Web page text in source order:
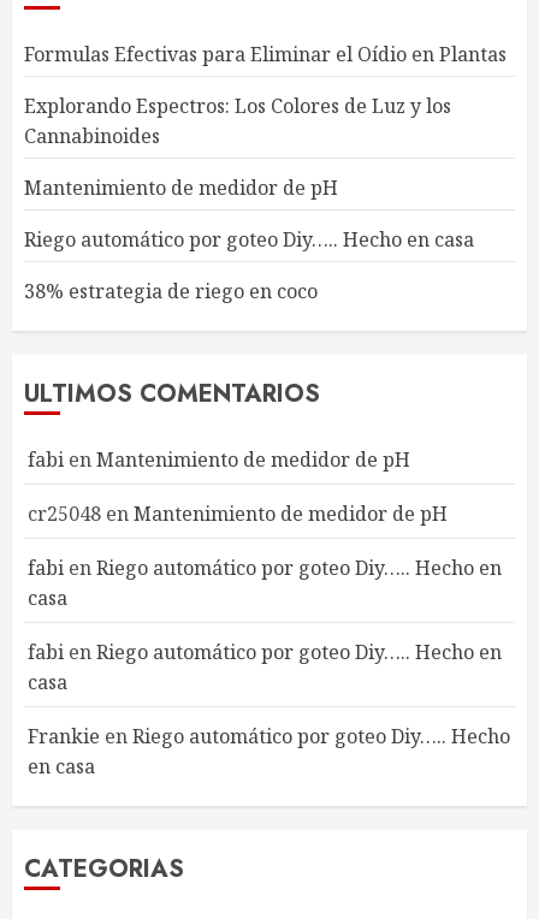
Formulas Efectivas para Eliminar el Oídio en Plantas
Explorando Espectros: Los Colores de Luz y los
Cannabinoides
Mantenimiento de medidor de pH
Riego automático por goteo Diy….. Hecho en casa
38% estrategia de riego en coco
ULTIMOS COMENTARIOS
fabi enMantenimiento de medidor de pH
cr25048 enMantenimiento de medidor de pH
fabi enRiego automático por goteo Diy….. Hecho en
casa
fabi enRiego automático por goteo Diy….. Hecho en
casa
Frankie enRiego automático por goteo Diy….. Hecho
en casa
CATEGORIAS